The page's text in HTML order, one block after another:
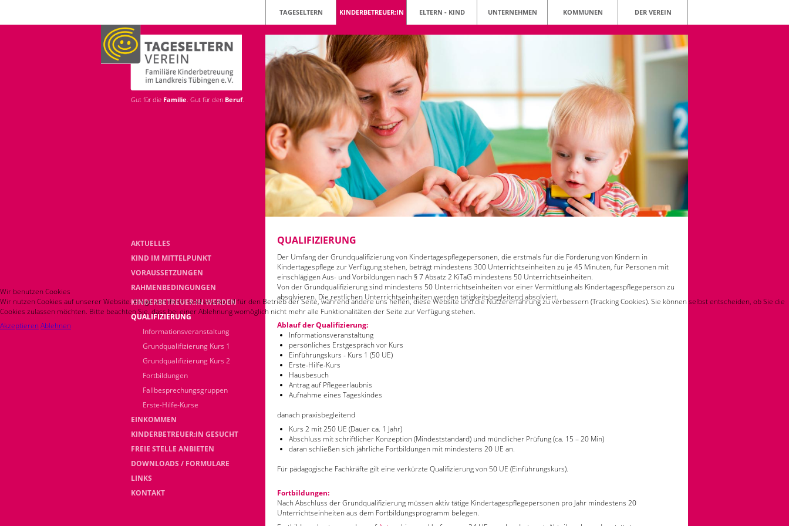
TAGESELTERN KINDERBETREUER:IN ELTERN - KIND UNTERNEHMEN KOMMUNEN DER VEREIN
Gut für die Familie . Gut für den Beruf.
AKTUELLES
KIND IM MITTELPUNKT
VORAUSSETZUNGEN
RAHMENBEDINGUNGEN
KINDERBETREUER:IN WERDEN
QUALIFIZIERUNG
Informationsveranstaltung
Grundqualifizierung Kurs 1
Grundqualifizierung Kurs 2
Fortbildungen
Fallbesprechungsgruppen
Erste-Hilfe-Kurse
EINKOMMEN
KINDERBETREUER:IN GESUCHT
FREIE STELLE ANBIETEN
DOWNLOADS / FORMULARE
LINKS
KONTAKT
QUALIFIZIERUNG
Der Umfang der Grundqualifizierung von Kindertagespflegepersonen, die erstmals für die Förderung von Kindern in
Kindertagespflege zur Verfügung stehen, beträgt mindestens 300 Unterrichtseinheiten zu je 45 Minuten, für Personen mit
einschlägigen Aus- und Vorbildungen nach § 7 Absatz 2 KiTaG mindestens 50 Unterrichtseinheiten.
Von der Grundqualifizierung sind mindestens 50 Unterrichtseinheiten vor einer Vermittlung als Kindertagespflegeperson zu
absolvieren. Die restlichen Unterrichtseinheiten werden tätigkeitsbegleitend absolviert.
Ablauf der Qualifizierung:
Informationsveranstaltung
persönliches Erstgespräch vor Kurs
Einführungskurs - Kurs 1 (50 UE)
Erste-Hilfe-Kurs
Hausbesuch
Antrag auf Pflegeerlaubnis
Aufnahme eines Tageskindes
danach praxisbegleitend
Kurs 2 mit 250 UE (Dauer ca. 1 Jahr)
Abschluss mit schriftlicher Konzeption (Mindeststandard) und mündlicher Prüfung (ca. 15 – 20 Min)
daran schließen sich jährliche Fortbildungen mit mindestens 20 UE an.
Für pädagogische Fachkräfte gilt eine verkürzte Qualifizierung von 50 UE (Einführungskurs).
Fortbildungen:
Nach Abschluss der Grundqualifizierung müssen aktiv tätige Kindertagespflegepersonen pro Jahr mindestens 20
Unterrichtseinheiten aus dem Fortbildungsprogramm belegen.
Wir benutzen Cookies
Wir nutzen Cookies auf unserer Website. Einige von ihnen sind essenziell für den Betrieb der Seite, während andere uns helfen, diese Website und die Nutzererfahrung zu verbessern (Tracking Cookies). Sie können selbst entscheiden, ob Sie die
Cookies zulassen möchten. Bitte beachten Sie, dass bei einer Ablehnung womöglich nicht mehr alle Funktionalitäten der Seite zur Verfügung stehen.
Akzeptieren Ablehnen